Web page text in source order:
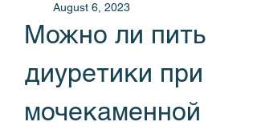
August 6, 2023
Можно ли пить
диуретики при
мочекаменной